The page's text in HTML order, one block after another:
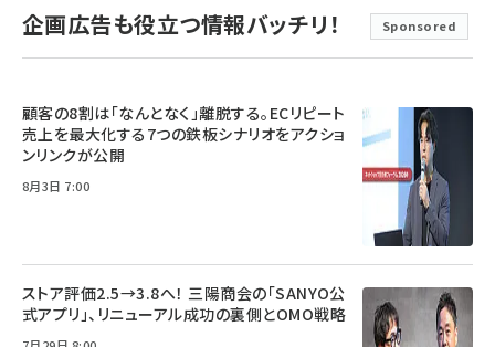
企画広告も役立つ情報バッチリ！ Sponsored
顧客の8割は「なんとなく」離脱する。ECリピート
売上を最大化する7つの鉄板シナリオをアクショ
ンリンクが公開
8月3日 7:00
ストア評価2.5→3.8へ！ 三陽商会の「SANYO公
式アプリ」、リニューアル成功の裏側とOMO戦略